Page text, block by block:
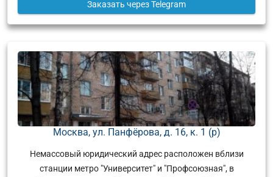
Заказать через Telegram
Москва, ул. Панфёрова, д. 16, к. 1 (р)
Немассовый юридический адрес расположен вблизи
станции метро "Университет" и "Профсоюзная", в